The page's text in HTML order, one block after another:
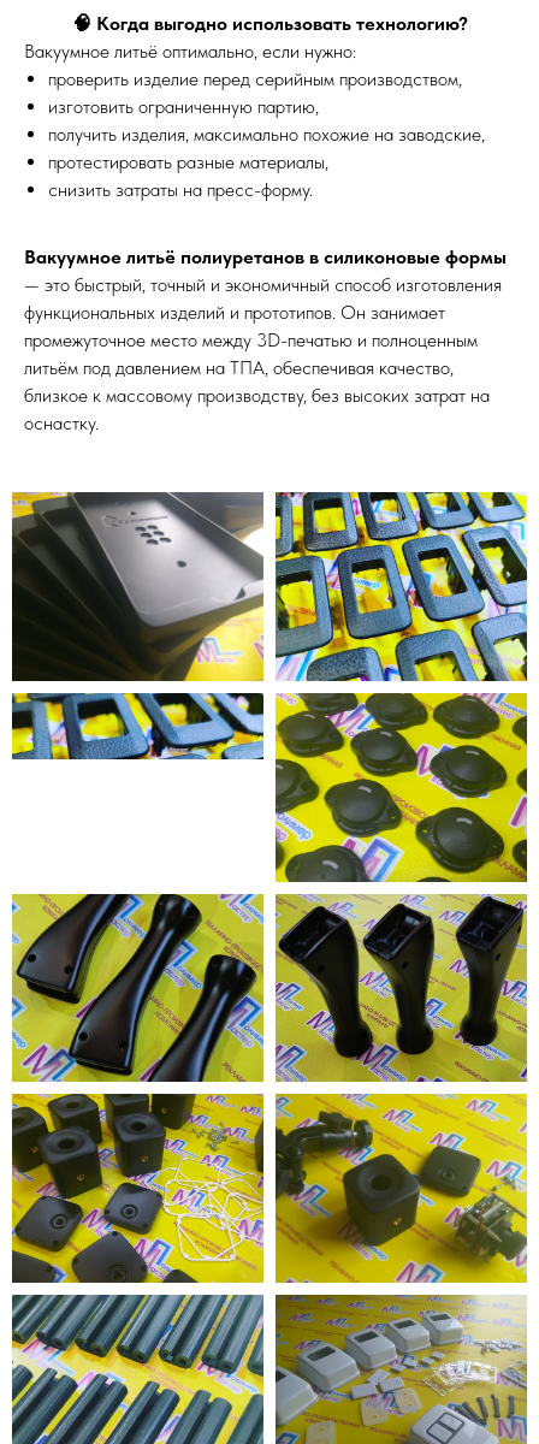
🧠 Когда выгодно использовать технологию?
Вакуумное литьё оптимально, если нужно:
проверить изделие перед серийным производством,
изготовить ограниченную партию,
получить изделия, максимально похожие на заводские,
протестировать разные материалы,
снизить затраты на пресс-форму.
Вакуумное литьё полиуретанов в силиконовые формы
— это быстрый, точный и экономичный способ изготовления
функциональных изделий и прототипов. Он занимает
промежуточное место между 3D-печатью и полноценным
литьём под давлением на ТПА, обеспечивая качество,
близкое к массовому производству, без высоких затрат на
оснастку.